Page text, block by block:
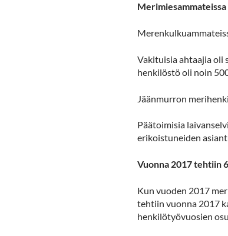
Vakituisia ahtaajia oli
henkilöstö oli noin
Jäänmurron
Päätoimisia
erikoistuneiden
Vuonna 2017 tehtiin
Kun vuoden 2017
tehtiin vuonna 2017
henkilötyövuosien